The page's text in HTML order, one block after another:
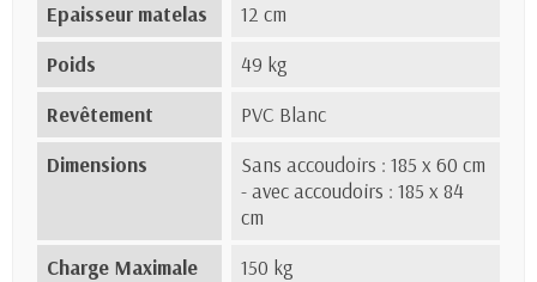
Epaisseur matelas
12 cm
Poids
49 kg
Revêtement
PVC Blanc
Dimensions
Sans accoudoirs : 185 x 60 cm
- avec accoudoirs : 185 x 84
cm
Charge Maximale
150 kg